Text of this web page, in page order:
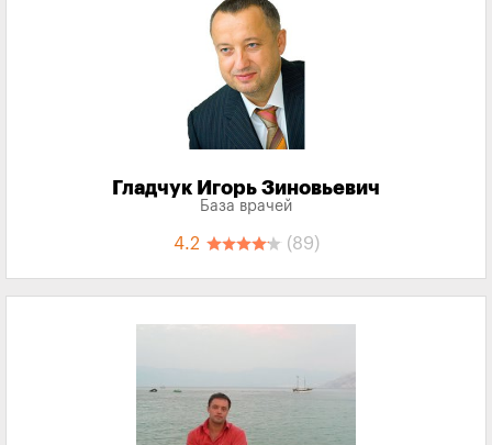
Гладчук Игорь Зиновьевич
База врачей
4.2 (89)